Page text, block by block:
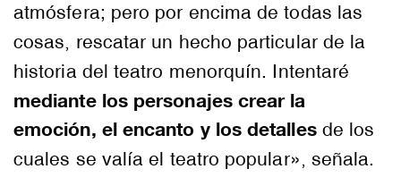
atmósfera; pero por encima de todas las
cosas, rescatar un hecho particular de la
historia del teatro menorquín. Intentaré
mediante los personajes crear la
emoción, el encanto y los detallesde los
cuales se valía el teatro popular», señala.